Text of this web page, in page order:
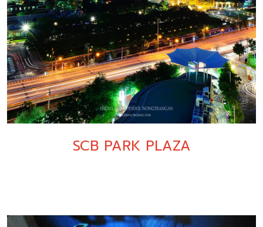
SCB PARK PLAZA